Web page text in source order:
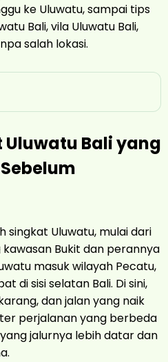
ke Uluwatu, sampai tips
Bali, vila Uluwatu Bali,
salah lokasi.
Uluwatu Bali yang
singkat Uluwatu, mulai dari
Bukit dan perannya
masuk wilayah Pecatu,
di sisi selatan Bali. Di sini,
dan jalan yang naik
perjalanan yang berbeda
jalurnya lebih datar dan